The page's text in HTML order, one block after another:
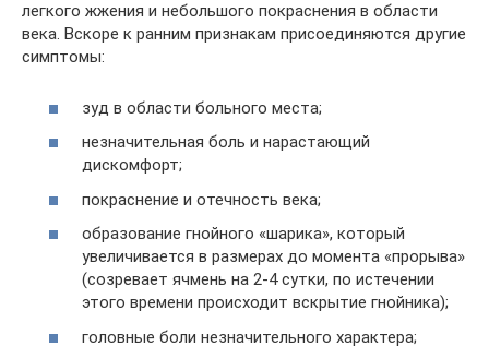
легкого жжения и небольшого покраснения в области
века. Вскоре к ранним признакам присоединяются другие
симптомы:
зуд в области больного места;
незначительная боль и нарастающий
дискомфорт;
покраснение и отечность века;
образование гнойного «шарика», который
увеличивается в размерах до момента «прорыва»
(созревает ячмень на 2-4 сутки, по истечении
этого времени происходит вскрытие гнойника);
головные боли незначительного характера;